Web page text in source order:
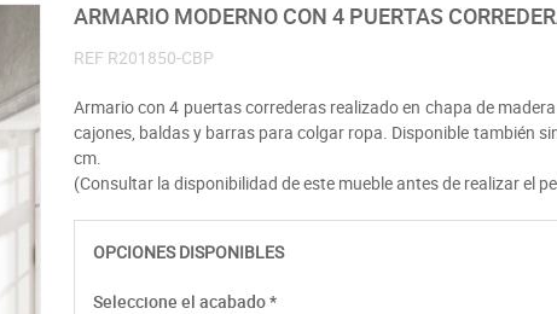
ARMARIO MODERNO CON 4 PUERTAS
REF R201850-CBP
Armario con 4 puertas correderas realizado en chapa de
cajones, baldas y barras para colgar ropa. Disponible también
cm.
(Consultar la disponibilidad de este mueble antes de realizar el
OPCIONES DISPONIBLES
Seleccione el acabado*